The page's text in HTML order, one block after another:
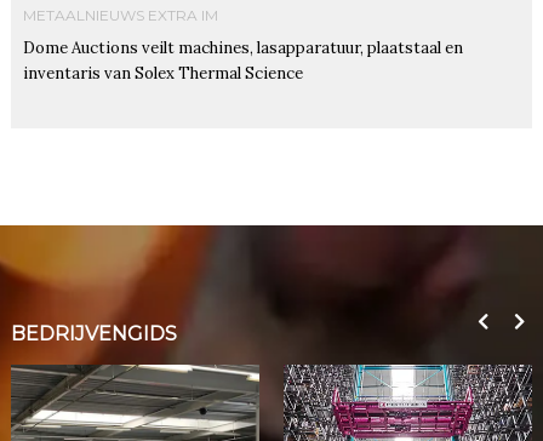
METAALNIEUWS EXTRA IM
Dome Auctions veilt machines, lasapparatuur, plaatstaal en
inventaris van Solex Thermal Science
BEDRIJVENGIDS